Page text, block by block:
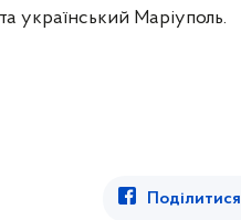
український Маріуполь.
Поділитися